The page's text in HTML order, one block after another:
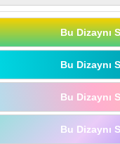
Bu Dizaynı
Bu Dizaynı
Bu Dizaynı
Bu Dizaynı